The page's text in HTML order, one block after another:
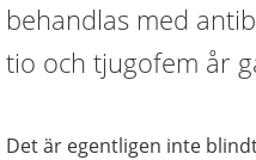
behandlas med
tio och tjugofem år
Det är egentligen inte